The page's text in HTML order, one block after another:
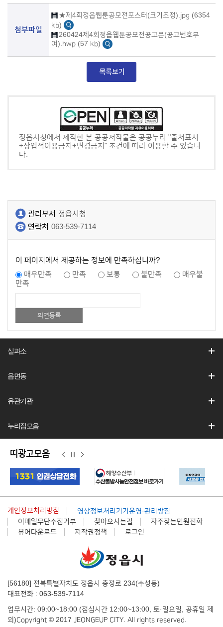
첨부파일
★제4회정읍웹툰공모전포스터(크기조정).jpg (6354
kb)
260424제4회정읍웹툰공모전공고문(공고번호부
여).hwp (57 kb)
정읍시청에서 제작한 본 공공저작물은 공공누리 "출처표시
+상업적이용금지+변경금지" 조건에 따라 이용할 수 있습니
다.
관리부서 정읍시청
연락처 063-539-7114
이 페이지에서 제공하는 정보에 만족하십니까?
매우만족
만족 보통 불만족
매우불
만족
실과소
읍면동
유관기관
누리집모음
띠광고모음
이
전
정
지
다
개인정보처리방침
영상정보처리기기운영·관리방침
이메일무단수집거부
찾아오시는길
자주찾는민원전화
뷰어다운로드
저작권정책 로그인
[56180] 전북특별자치도 정읍시 충정로 234(수성동)
대표전화 : 063-539-7114
업무시간: 09:00~18:00 (점심시간 12:00~13:00, 토·일요일, 공휴일 제
외)Copyright © 2017 JEONGEUP CITY. All rights reserved.